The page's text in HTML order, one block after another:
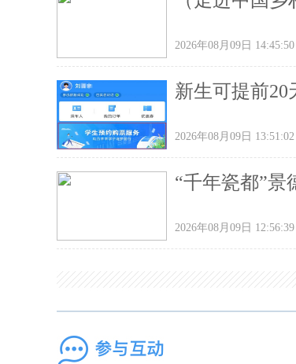
2026年08月09日 14:45:50
新生可提前
2026年08月09日 13:51:02
“千年瓷都”景
2026年08月09日 12:56:39